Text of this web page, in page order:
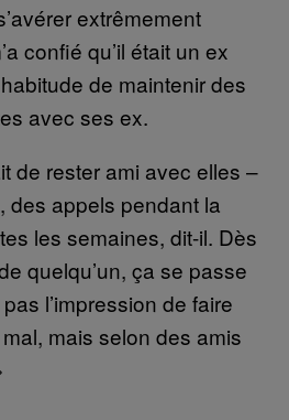
extrêmement
confié qu’il était un ex
de maintenir des
avec ses ex.
de rester ami avec elles –
des appels pendant la
les semaines, dit-il. Dès
quelqu’un, ça se passe
l’impression de faire
mais selon des amis